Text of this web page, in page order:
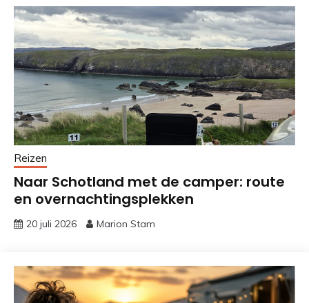
Reizen
Naar Schotland met de camper: route
en overnachtingsplekken
20 juli 2026 Marion Stam